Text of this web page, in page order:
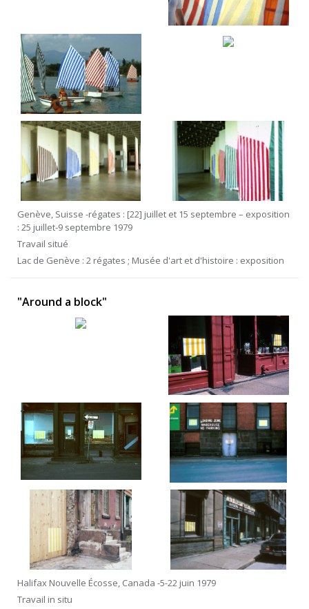
Genève, Suisse -régates : [22] juillet et 15 septembre – exposition
: 25 juillet-9 septembre 1979
Travail situé
Lac de Genève : 2 régates ; Musée d'art et d'histoire : exposition
"Around a block"
Halifax Nouvelle Écosse, Canada -5-22 juin 1979
Travail in situ